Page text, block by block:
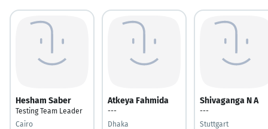
Hesham Saber
Testing Team Leader
Cairo
Atkeya Fahmida
---
Dhaka
Shivaganga N A
---
Stuttgart